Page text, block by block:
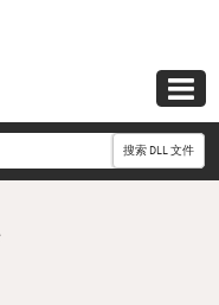

搜索 DLL 文件